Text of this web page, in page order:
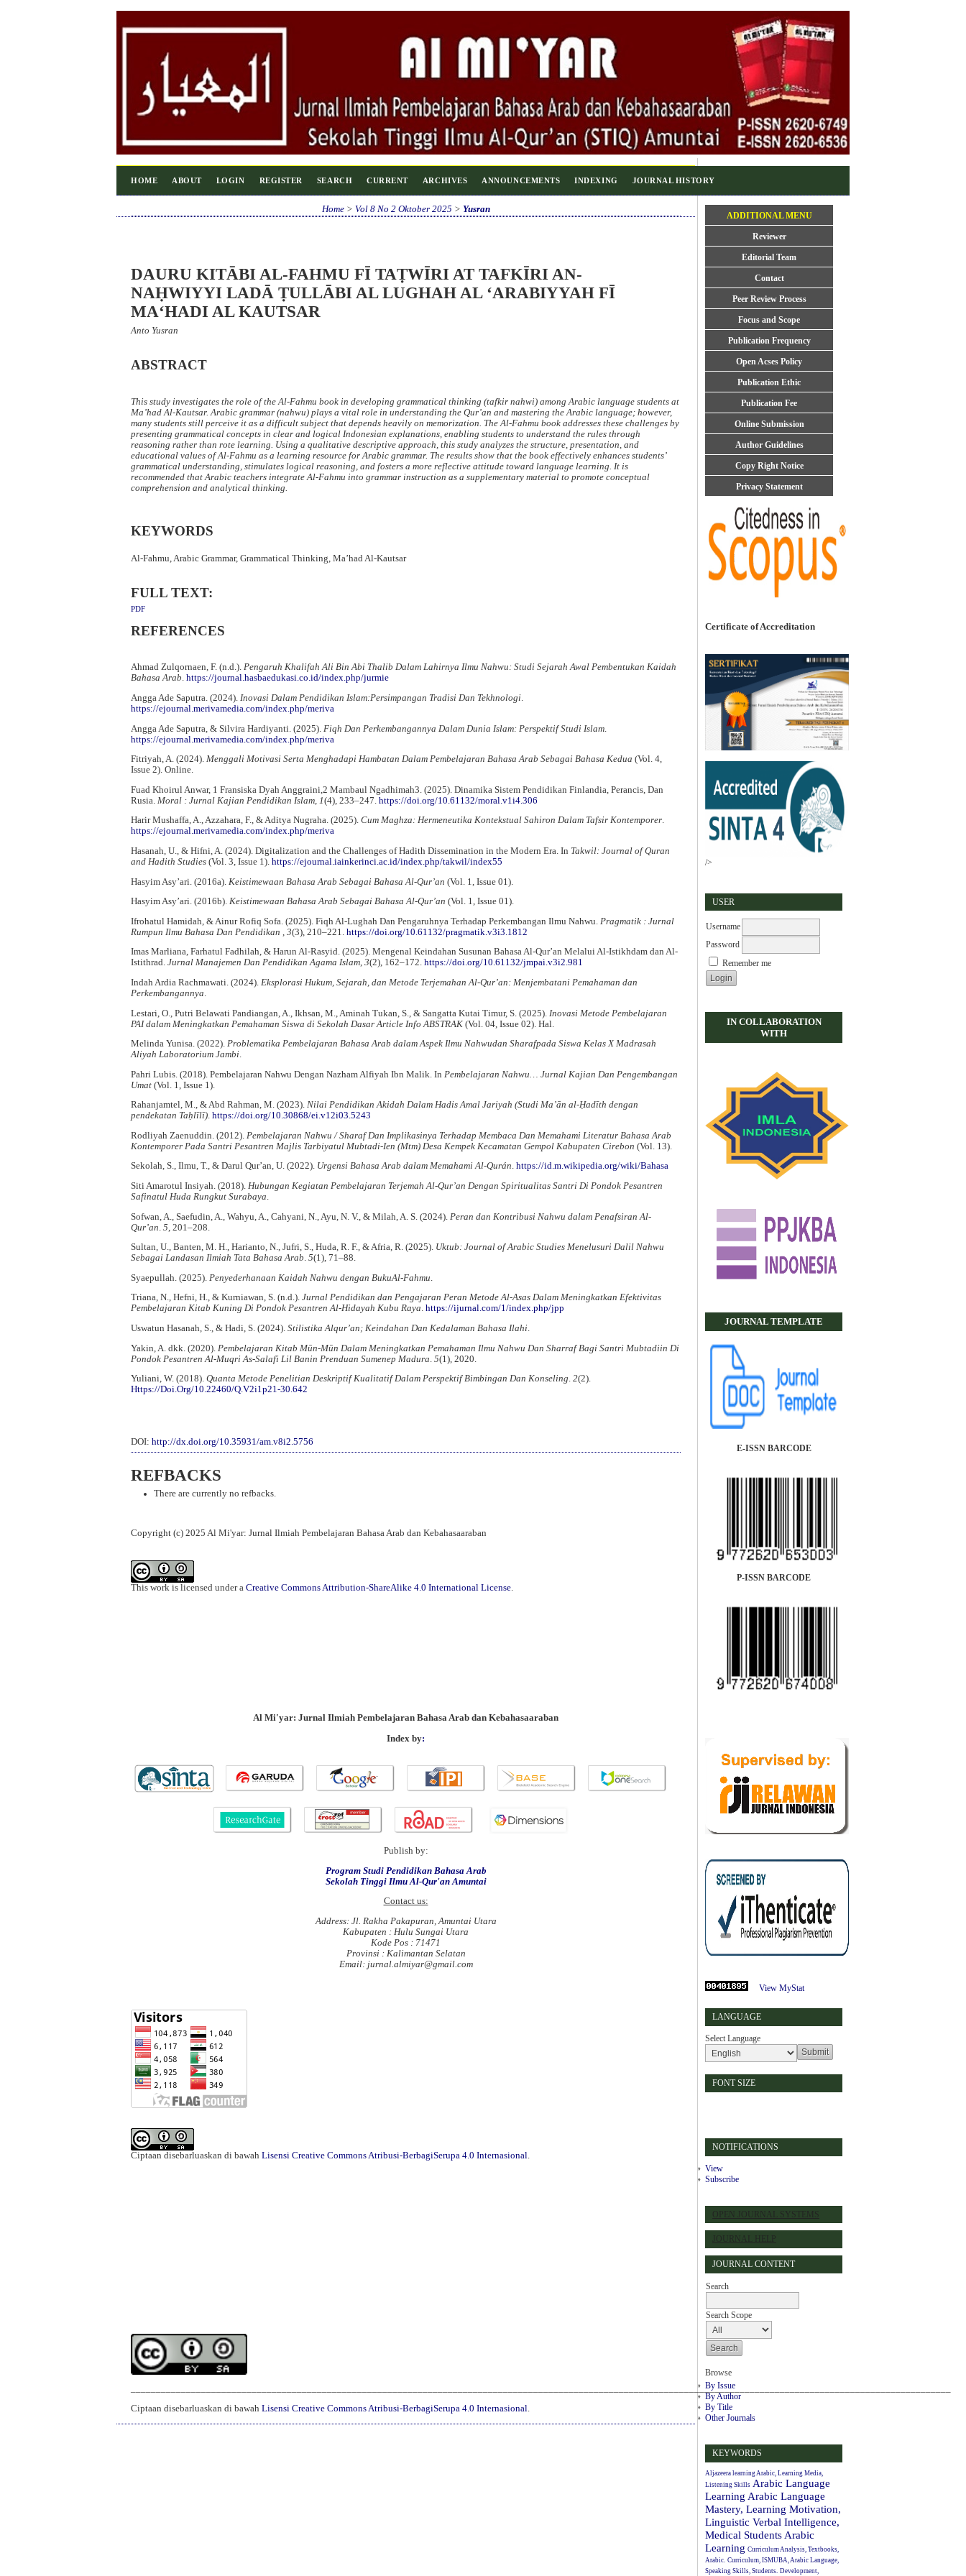
ADDITIONAL MENU
Reviewer
Editorial Team
Contact
Peer Review Process
Focus and Scope
Publication Frequency
Open Acses Policy
Publication Ethic
Publication Fee
Online Submission
Author Guidelines
Copy Right Notice
Privacy Statement
Certificate of Accreditation
/>
USER
Username
Password
Remember me
IN COLLABORATION
WITH
JOURNAL TEMPLATE
E-ISSN BARCODE
P-ISSN BARCODE
View MyStat
LANGUAGE
Select Language
FONT SIZE
NOTIFICATIONS
View
Subscribe
OPEN JOURNAL SYSTEMS
JOURNAL HELP
JOURNAL CONTENT
Search
Search Scope
Browse
By Issue
By Author
By Title
Other Journals
KEYWORDS
Aljazeera learning Arabic, Learning Media,
Listening Skills Arabic Language
Learning Arabic Language
Mastery, Learning Motivation,
Linguistic Verbal Intelligence,
Medical Students Arabic
Learning Curriculum Analysis, Textbooks,
Arabic. Curriculum, ISMUBA, Arabic Language,
Speaking Skills, Students. Development,
HOME ABOUT LOGIN REGISTER SEARCH CURRENT ARCHIVES ANNOUNCEMENTS INDEXING JOURNAL HISTORY
Home> Vol 8 No 2 Oktober 2025 > Yusran
DAURU KITĀBI AL-FAHMU FĪ TAṬWĪRI AT TAFKĪRI AN-
NAḤWIYYI LADĀ ṬULLĀBI AL LUGHAH AL ‘ARABIYYAH FĪ
MA‘HADI AL KAUTSAR
Anto Yusran
ABSTRACT
This study investigates the role of the Al-Fahmu book in developing grammatical thinking (tafkir nahwi) among Arabic language students at
Ma’had Al-Kautsar. Arabic grammar (nahwu) plays a vital role in understanding the Qur’an and mastering the Arabic language; however,
many students still perceive it as a difficult subject that depends heavily on memorization. The Al-Fahmu book addresses these challenges by
presenting grammatical concepts in clear and logical Indonesian explanations, enabling students to understand the rules through
reasoning rather than rote learning. Using a qualitative descriptive approach, this study analyzes the structure, presentation, and
educational values of Al-Fahmu as a learning resource for Arabic grammar. The results show that the book effectively enhances students’
grammatical understanding, stimulates logical reasoning, and fosters a more reflective attitude toward language learning. It is
recommended that Arabic teachers integrate Al-Fahmu into grammar instruction as a supplementary material to promote conceptual
comprehension and analytical thinking.
KEYWORDS
Al-Fahmu, Arabic Grammar, Grammatical Thinking, Ma’had Al-Kautsar
FULL TEXT:
PDF
REFERENCES
Ahmad Zulqornaen, F. (n.d.). Pengaruh Khalifah Ali Bin Abi Thalib Dalam Lahirnya Ilmu Nahwu: Studi Sejarah Awal Pembentukan Kaidah
Bahasa Arab. https://journal.hasbaedukasi.co.id/index.php/jurmie
Angga Ade Saputra. (2024). Inovasi Dalam Pendidikan Islam:Persimpangan Tradisi Dan Tekhnologi.
https://ejournal.merivamedia.com/index.php/meriva
Angga Ade Saputra, & Silvira Hardiyanti. (2025). Fiqh Dan Perkembangannya Dalam Dunia Islam: Perspektif Studi Islam
https://ejournal.merivamedia.com/index.php/meriva
Fitriyah, A. (2024). Menggali Motivasi Serta Menghadapi Hambatan Dalam Pembelajaran Bahasa Arab Sebagai Bahasa Kedua (Vol. 4,
Issue 2). Online.
Fuad Khoirul Anwar, 1 Fransiska Dyah Anggraini,2 Mambaul Ngadhimah3. (2025). Dinamika Sistem Pendidikan Finlandia, Perancis, Dan
Rusia. Moral : Jurnal Kajian Pendidikan Islam 1(4), 233–247. https://doi.org/10.61132/moral.v1i4.306
Harir Mushaffa, A., Azzahara, F., & Aditya Nugraha. (2025). Cum Maghza: Hermeneutika Kontekstual Sahiron Dalam Tafsir Kontemporer.
https://ejournal.merivamedia.com/index.php/meriva
Hasanah, U., & Hifni, A. (2024). Digitalization and the Challenges of Hadith Dissemination in the Modern Era. In Takwil: Journal of Quran
and Hadith Studies (Vol. 3, Issue 1). https://ejournal.iainkerinci.ac.id/index.php/takwil/index55
Hasyim Asy’ari. (2016a). Keistimewaan Bahasa Arab Sebagai Bahasa Al-Qur’an (Vol. 1, Issue 01).
Hasyim Asy’ari. (2016b). Keistimewaan Bahasa Arab Sebagai Bahasa Al-Qur’an (Vol. 1, Issue 01).
Ifrohatul Hamidah, & Ainur Rofiq Sofa. (2025). Fiqh Al-Lughah Dan Pengaruhnya Terhadap Perkembangan Ilmu Nahwu. Pragmatik : Jurnal
Rumpun Ilmu Bahasa Dan Pendidikan
3(3), 210–221. https://doi.org/10.61132/pragmatik.v3i3.1812
Imas Marliana, Farhatul Fadhilah, & Harun Al-Rasyid. (2025). Mengenal Keindahan Susunan Bahasa Al-Qur’an Melalui Al-Istikhdam dan Al-
Istithrad. Jurnal Manajemen Dan Pendidikan Agama Islam, 3(2), 162–172. https://doi.org/10.61132/jmpai.v3i2.981
Indah Ardia Rachmawati. (2024). Eksplorasi Hukum, Sejarah, dan Metode Terjemahan Al-Qur’an: Menjembatani Pemahaman dan
Perkembangannya.
Lestari, O., Putri Belawati Pandiangan, A., Ikhsan, M., Aminah Tukan, S., & Sangatta Kutai Timur, S. (2025). Inovasi Metode Pembelajaran
PAI dalam Meningkatkan Pemahaman Siswa di Sekolah Dasar Article Info ABSTRAK (Vol. 04, Issue 02). Hal.
Melinda Yunisa. (2022). Problematika Pembelajaran Bahasa Arab dalam Aspek Ilmu Nahwudan Sharafpada Siswa Kelas X Madrasah
Aliyah Laboratorium Jambi.
Pahri Lubis. (2018). Pembelajaran Nahwu Dengan Nazham Alfiyah Ibn Malik. In Pembelajaran Nahwu… Jurnal Kajian Dan Pengembangan
Umat (Vol. 1, Issue 1).
Rahanjamtel, M., & Abd Rahman, M. (2023). Nilai Pendidikan Akidah Dalam Hadis Amal Jariyah (Studi Ma’ān al-Ḥadīth dengan
pendekatan Taḥlīlī). https://doi.org/10.30868/ei.v12i03.5243
Rodliyah Zaenuddin. (2012). Pembelajaran Nahwu / Sharaf Dan Implikasinya Terhadap Membaca Dan Memahami Literatur Bahasa Arab
Kontemporer Pada Santri Pesantren Majlis Tarbiyatul Mubtadi-Ien (Mtm) Desa Kempek Kecamatan Gempol Kabupaten Cirebon (Vol. 13).
Sekolah, S., Ilmu, T., & Darul Qur’an, U. (2022). Urgensi Bahasa Arab dalam Memahami Al-Qurán. https://id.m.wikipedia.org/wiki/Bahasa
Siti Amarotul Insiyah. (2018). Hubungan Kegiatan Pembelajaran Terjemah Al-Qur’an Dengan Spiritualitas Santri Di Pondok Pesantren
Safinatul Huda Rungkut Surabaya.
Sofwan, A., Saefudin, A., Wahyu, A., Cahyani, N., Ayu, N. V., & Milah, A. S. (2024). Peran dan Kontribusi Nahwu dalam Penafsiran Al-
Qur’an 5 , 201–208.
Sultan, U., Banten, M. H., Harianto, N., Jufri, S., Huda, R. F., & Afria, R. (2025). Uktub: Journal of Arabic Studies Menelusuri Dalil Nahwu
Sebagai Landasan Ilmiah Tata Bahasa Arab. 5(1), 71–88.
Syaepullah. (2025). Penyederhanaan Kaidah Nahwu dengan BukuAl-Fahmu.
Triana, N., Hefni, H., & Kurniawan, S. (n.d.). Jurnal Pendidikan dan Pengajaran Peran Metode Al-Asas Dalam Meningkatkan Efektivitas
Pembelajaran Kitab Kuning Di Pondok Pesantren Al-Hidayah Kubu Raya. https://ijurnal.com/1/index.php/jpp
Uswatun Hasanah, S., & Hadi, S. (2024). Stilistika Alqur’an; Keindahan Dan Kedalaman Bahasa Ilahi.
Yakin, A. dkk. (2020). Pembelajaran Kitab Mūn-Mūn Dalam Meningkatkan Pemahaman Ilmu Nahwu Dan Sharraf Bagi Santri Mubtadiin Di
Pondok Pesantren Al-Muqri As-Salafi Lil Banin Prenduan Sumenep Madura 5(1), 2020.
Yuliani, W. (2018). Quanta Metode Penelitian Deskriptif Kualitatif Dalam Perspektif Bimbingan Dan Konseling. 2(2).
Https://Doi.Org/10.22460/Q.V2i1p21-30.642
DOI: http://dx.doi.org/10.35931/am.v8i2.5756
REFBACKS
There are currently no refbacks.
Copyright (c) 2025 Al Mi'yar: Jurnal Ilmiah Pembelajaran Bahasa Arab dan Kebahasaaraban
This work is licensed under a Creative Commons Attribution-ShareAlike 4.0 International License
Al Mi'yar: Jurnal Ilmiah Pembelajaran Bahasa Arab dan Kebahasaaraban
Index by:
Publish by:
Program Studi Pendidikan Bahasa Arab
Sekolah Tinggi Ilmu Al-Qur'an Amuntai
Contact us:
Address: Jl. Rakha Pakapuran, Amuntai Utara
Kabupaten : Hulu Sungai Utara
Kode Pos : 71471
Provinsi : Kalimantan Selatan
Email: jurnal.almiyar@gmail.com
Ciptaan disebarluaskan di bawah Lisensi Creative Commons Atribusi-BerbagiSerupa 4.0 Internasional
___________________________________________________________________________________________________________________________________________________________________
Ciptaan disebarluaskan di bawah Lisensi Creative Commons Atribusi-BerbagiSerupa 4.0 Internasional.